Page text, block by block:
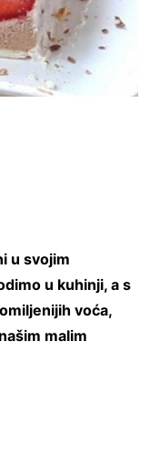
u svojim
u kuhinji, a s
voća,
malim